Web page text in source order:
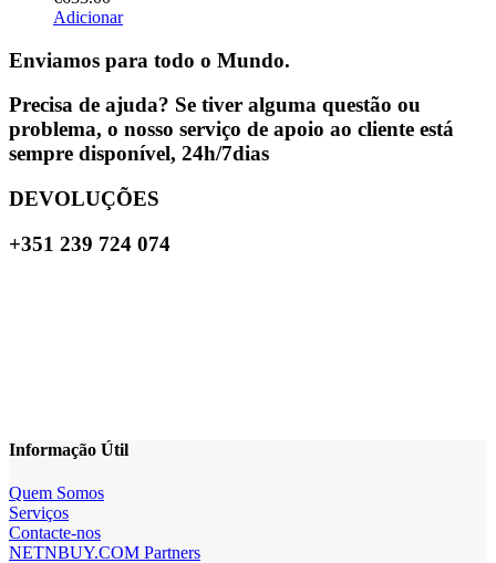
Adicionar
Enviamos para todo o Mundo.
Precisa de ajuda? Se tiver alguma questão ou
problema, o nosso serviço de apoio ao cliente está
sempre disponível, 24h/7dias
DEVOLUÇÕES
+351 239 724 074
Informação Útil
Quem Somos
Serviços
Contacte-nos
NETNBUY.COM Partners